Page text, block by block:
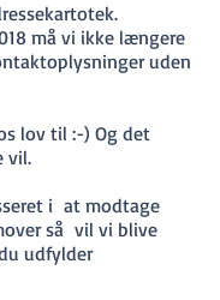
må vi ikke længere
uden
lov til :-) Og det
vil.
i at modtage
så vil vi blive
udfylder